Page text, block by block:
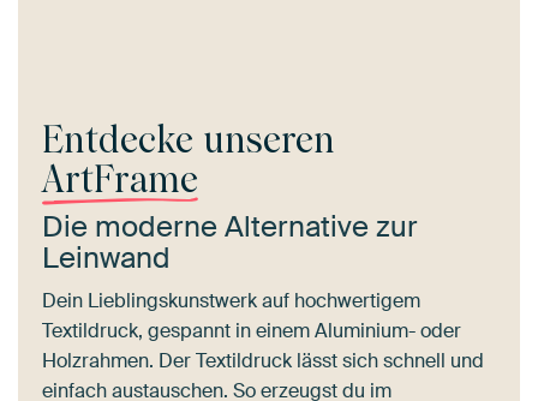
Entdecke unseren
ArtFrame
Die moderne Alternative zur
Leinwand
Dein Lieblingskunstwerk auf hochwertigem
Textildruck, gespannt in einem Aluminium- oder
Holzrahmen. Der Textildruck lässt sich schnell und
einfach austauschen. So erzeugst du im